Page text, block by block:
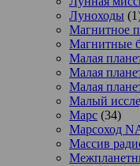
Луноходы
Магнитное
Магнитные
Малая
Малая
Малая
Малый
Марс (34)
Марсоход
Массив